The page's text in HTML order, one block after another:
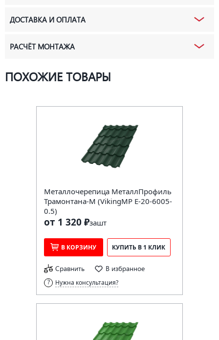
ДОСТАВКА И ОПЛАТА
РАСЧЁТ МОНТАЖА
ПОХОЖИЕ ТОВАРЫ
Металлочерепица МеталлПрофиль
Трамонтана-M (VikingMP E-20-6005-
0.5)
от 1 320 ₽зашт
В КОРЗИНУ КУПИТЬ В 1 КЛИК
Сравнить В избранное
Нужна консультация?